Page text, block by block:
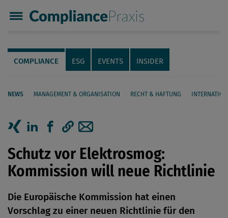
Compliance Praxis
Servicenavigation
Navigation
COMPLIANCE ESG EVENTS INSIDER
NEWS MANAGEMENT & ORGANISATION RECHT & HAFTUNG
Seiteninhalt
Schutz vor Elektrosmog:
Kommission will neue Richtlinie
Die Europäische Kommission hat einen
Vorschlag zu einer neuen Richtlinie für den